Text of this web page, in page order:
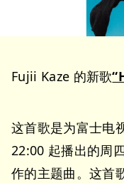
Fujii Kaze 的新歌
这首歌是为富士电
22:00 起播出的周
作的主题曲。这首